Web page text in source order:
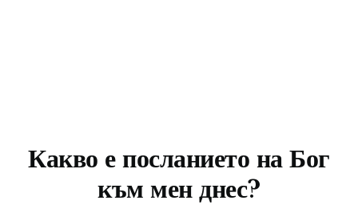
Какво е посланието на Бог
към мен днес?